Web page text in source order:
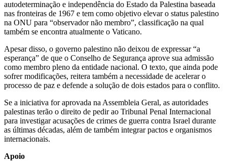
da
na
região
autodeterminação e independência do Estado da Palestina baseada
nas fronteiras de 1967 e tem como objetivo elevar o status palestino
na ONU para “observador não membro”, classificação na qual
também se encontra atualmente o Vaticano.
Apesar disso, o governo palestino não deixou de expressar “a
esperança” de que o Conselho de Segurança aprove sua admissão
como membro pleno da entidade nacional. O texto, que ainda pode
sofrer modificações, reitera também a necessidade de acelerar o
processo de paz e defende a solução de dois estados para o conflito.
Se a iniciativa for aprovada na Assembleia Geral, as autoridades
palestinas terão o direito de pedir ao Tribunal Penal Internacional
para investigar acusações de crimes de guerra contra Israel durante
as últimas décadas, além de também integrar pactos e organismos
internacionais.
Apoio